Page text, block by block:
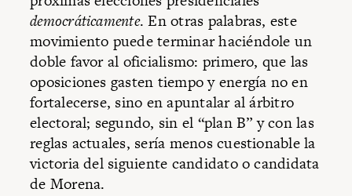
democráticamente. En otras palabras, este
movimiento puede terminar haciéndole un
doble favor al oficialismo: primero, que las
oposiciones gasten tiempo y energía no en
fortalecerse, sino en apuntalar al árbitro
electoral; segundo, sin el “plan B” y con las
reglas actuales, sería menos cuestionable la
victoria del siguiente candidato o candidata
de Morena.